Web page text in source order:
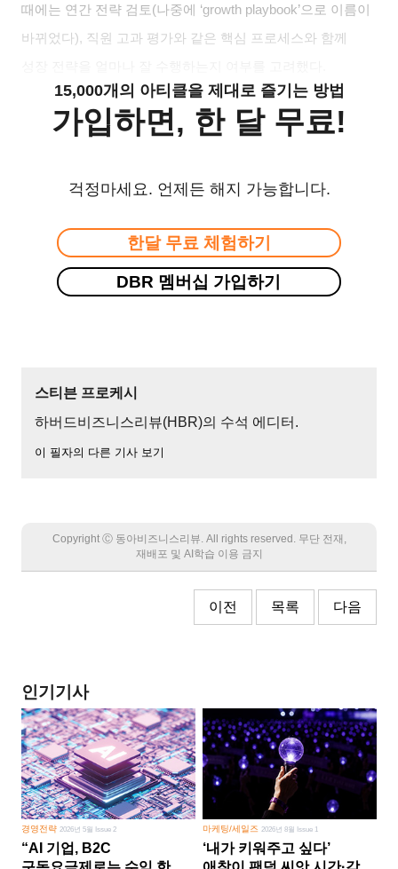
때에는 연간 전략 검토(나중에 ‘growth playbook’으로 이름이
바뀌었다), 직원 고과 평가와 같은 핵심 프로세스와 함께
15,000개의 아티클을 제대로 즐기는 방법
가입하면, 한 달 무료!
걱정마세요. 언제든 해지 가능합니다.
한달 무료 체험하기
DBR 멤버십 가입하기
스티븐 프로케시
하버드비즈니스리뷰(HBR)의 수석 에디터.
이 필자의 다른 기사 보기
Copyright Ⓒ 동아비즈니스리뷰. All rights reserved. 무단 전재,
재배포 및 AI학습 이용 금지
이전 목록 다음
인기기사
경영전략 2026년 5월 Issue 2
“AI 기업, B2C
마케팅/세일즈 2026년 8월 Issue 1
‘내가 키워주고 싶다’